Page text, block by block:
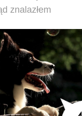
znalazłem